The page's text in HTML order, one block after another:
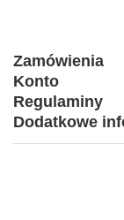
Obsługiwane
pasma LTE-FDD
Zamówienia
Konto
Regulaminy
Dodatkowe